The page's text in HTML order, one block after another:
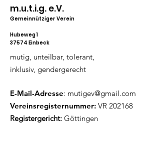
m.u.t.i.g. e.V.
Gemeinnütziger Verein
Hubeweg 1
37574 Einbeck
mutig, unteilbar, tolerant,
inklusiv, gendergerecht
E-Mail-Adresse: mutigev@gmail.com
Vereinsregisternummer: VR 202168
Registergericht: Göttingen